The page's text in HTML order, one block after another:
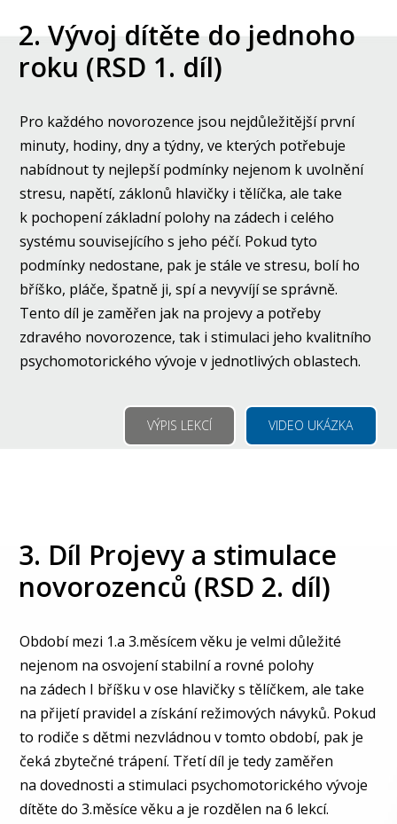
2. Vývoj dítěte do jednoho
roku (RSD 1. díl)
Pro každého novorozence jsou nejdůležitější první
minuty, hodiny, dny a týdny, ve kterých potřebuje
nabídnout ty nejlepší podmínky nejenom k uvolnění
stresu, napětí, záklonů hlavičky i tělíčka, ale take
k pochopení základní polohy na zádech i celého
systému souvisejícího s jeho péčí. Pokud tyto
podmínky nedostane, pak je stále ve stresu, bolí ho
bříško, pláče, špatně ji, spí a nevyvíjí se správně.
Tento díl je zaměřen jak na projevy a potřeby
zdravého novorozence, tak i stimulaci jeho kvalitního
psychomotorického vývoje v jednotlivých oblastech.
VÝPIS LEKCÍ VIDEO UKÁZKA
3. Díl Projevy a stimulace
novorozenců (RSD 2. díl)
Období mezi 1.a 3.měsícem věku je velmi důležité
nejenom na osvojení stabilní a rovné polohy
na zádech I bříšku v ose hlavičky s tělíčkem, ale take
na přijetí pravidel a získání režimových návyků. Pokud
to rodiče s dětmi nezvládnou v tomto období, pak je
čeká zbytečné trápení. Třetí díl je tedy zaměřen
na dovednosti a stimulaci psychomotorického vývoje
dítěte do 3.měsíce věku a je rozdělen na 6 lekcí.